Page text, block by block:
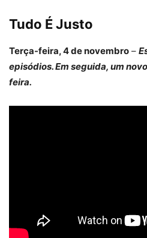
Tudo É Justo
Terça-feira, 4 de novembro –
episódios. Em seguida, um
feira.